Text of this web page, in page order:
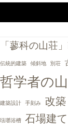
「蓼科の山荘
伝統的建築 傾斜地 別荘
哲学者の
建築設計 手刻み 改築
琺瑯浴槽 石場建て